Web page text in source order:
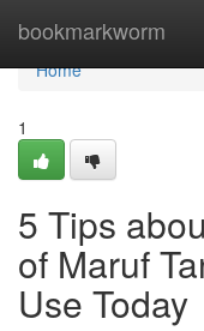
bookmarkworm
Home
Home
1
5 Tips
of Maruf
Use Today